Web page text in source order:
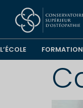
L’ÉCOLE